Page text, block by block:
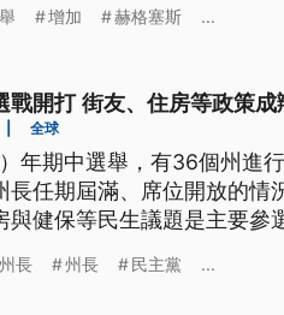
席次流失。
增加 赫格塞斯 ...
戰開打 街友、住房等政策成
全球
年期中選舉，有36個州進
長任期屆滿、席位開放的情
健保等民生議題是主要參
長 州長 民主黨 ...